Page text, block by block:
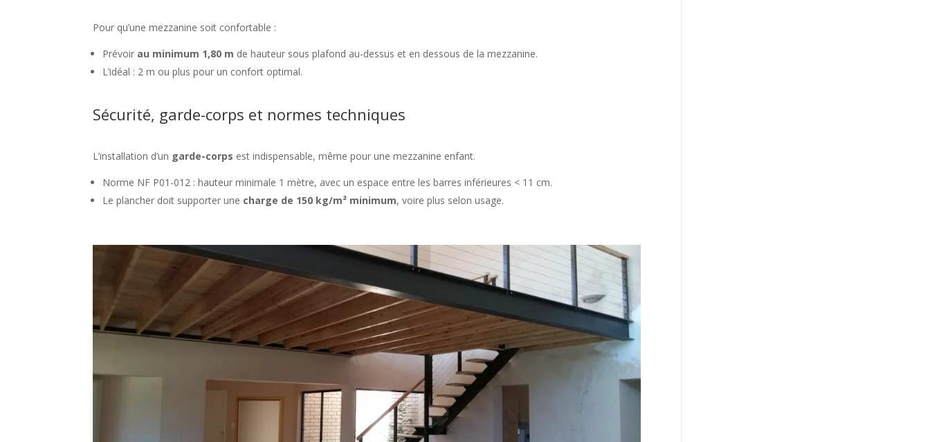
Pour qu’une mezzanine soit confortable :
Prévoir au minimum 1,80 m de hauteur sous plafond au-dessus et en dessous de la mezzanine.
L’idéal : 2 m ou plus pour un confort optimal.
Sécurité, garde-corps et normes techniques
L’installation d’un garde-corps est indispensable, même pour une mezzanine enfant.
Norme NF P01-012 : hauteur minimale 1 mètre, avec un espace entre les barres inférieures < 11 cm.
Le plancher doit supporter une charge de 150 kg/m² minimum, voire plus selon usage.